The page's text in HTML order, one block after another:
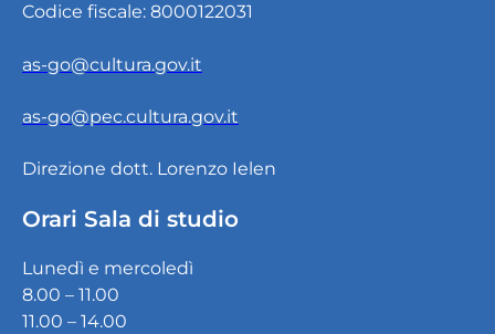
Codice fiscale: 8000122031
as-go@cultura.gov.it
as-go@pec.cultura.gov.it
Direzione dott. Lorenzo Ielen
Orari Sala di studio
Lunedì e mercoledì
8.00 – 11.00
11.00 – 14.00